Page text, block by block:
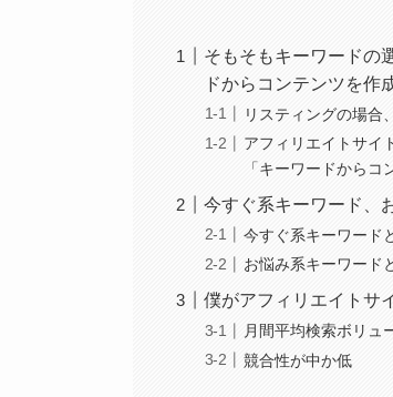
そもそもキーワードの
ドからコンテンツを作
リスティングの場合
アフィリエイトサイ
「キーワードから
今すぐ系キーワード、
今すぐ系キーワード
お悩み系キーワード
僕がアフィリエイトサ
月間平均検索ボリュ
競合性が中か低